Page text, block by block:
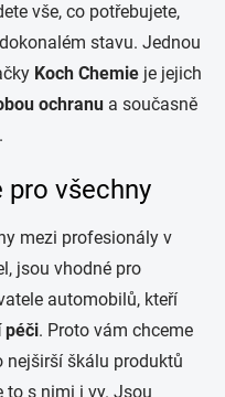
vše, co potřebujete,
stavu. Jednou
Koch Chemie je jejich
ochranu a současně
pro všechny
mezi profesionály v
jsou vhodné pro
automobilů, kteří
péči. Proto vám chceme
nejširší škálu produktů
to s nimi i vy. Jsou